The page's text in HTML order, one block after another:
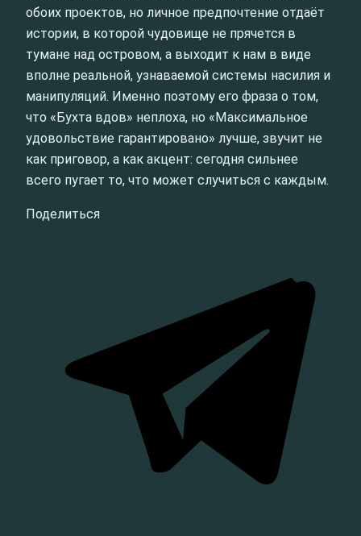
обоих проектов, но личное предпочтение отдаёт
истории, в которой чудовище не прячется в
тумане над островом, а выходит к нам в виде
вполне реальной, узнаваемой системы насилия и
манипуляций. Именно поэтому его фраза о том,
что «Бухта вдов» неплоха, но «Максимальное
удовольствие гарантировано» лучше, звучит не
как приговор, а как акцент: сегодня сильнее
всего пугает то, что может случиться с каждым.
Поделиться